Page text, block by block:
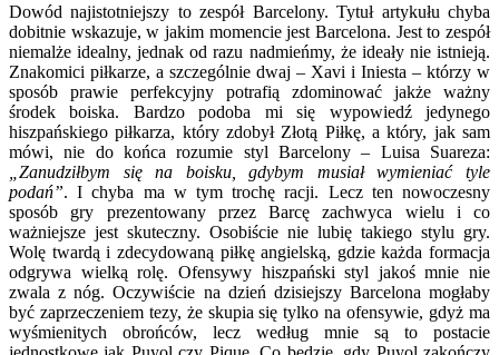
Dowód najistotniejszy to zespół Barcelony. Tytuł artykułu chyba
dobitnie wskazuje, w jakim momencie jest Barcelona. Jest to zespół
niemalże idealny, jednak od razu nadmieńmy, że ideały nie istnieją.
Znakomici piłkarze, a szczególnie dwaj – Xavi i Iniesta – którzy w
sposób prawie perfekcyjny potrafią zdominować jakże ważny
środek boiska. Bardzo podoba mi się wypowiedź jedynego
hiszpańskiego piłkarza, który zdobył Złotą Piłkę, a który, jak sam
mówi, nie do końca rozumie styl Barcelony – Luisa Suareza:
„Zanudziłbym się na boisku, gdybym musiał wymieniać tyle
podań”. I chyba ma w tym trochę racji. Lecz ten nowoczesny
sposób gry prezentowany przez Barcę zachwyca wielu i co
ważniejsze jest skuteczny. Osobiście nie lubię takiego stylu gry.
Wolę twardą i zdecydowaną piłkę angielską, gdzie każda formacja
odgrywa wielką rolę. Ofensywy hiszpański styl jakoś mnie nie
zwala z nóg. Oczywiście na dzień dzisiejszy Barcelona mogłaby
być zaprzeczeniem tezy, że skupia się tylko na ofensywie, gdyż ma
wyśmienitych obrońców, lecz według mnie są to postacie